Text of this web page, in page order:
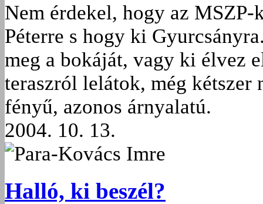
Nem érdekel, hogy az
Péterre s hogy ki
meg a bokáját, vagy ki élvez
teraszról lelátok, még kétszer
fényű, azonos árnyalatú.
2004. 10. 13.
Para-Kovács Imre
Halló, ki beszél?